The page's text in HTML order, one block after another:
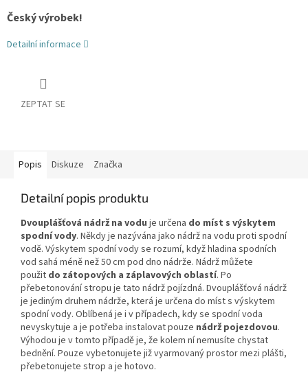
Český výrobek!
Detailní informace
ZEPTAT SE
Popis Diskuze Značka
Detailní popis produktu
Dvouplášťová nádrž na vodu je určena do míst s výskytem
spodní vody. Někdy je nazývána jako nádrž na vodu proti spodní
vodě. Výskytem spodní vody se rozumí, když hladina spodních
vod sahá méně než 50 cm pod dno nádrže. Nádrž můžete
použit do zátopových a záplavových oblastí. Po
přebetonování stropu je tato nádrž pojízdná. Dvouplášťová nádrž
je jediným druhem nádrže, která je určena do míst s výskytem
spodní vody. Oblíbená je i v případech, kdy se spodní voda
nevyskytuje a je potřeba instalovat pouze nádrž pojezdovou.
Výhodou je v tomto případě je, že kolem ní nemusíte chystat
bednění. Pouze vybetonujete již vyarmovaný prostor mezi plášti,
přebetonujete strop a je hotovo.